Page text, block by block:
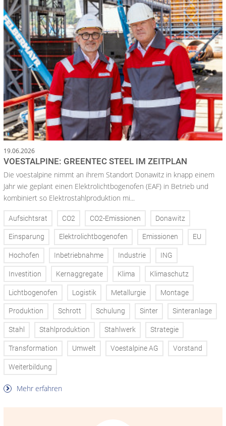
19.06.2026
VOESTALPINE: GREENTEC STEEL IM ZEITPLAN
Die voestalpine nimmt an ihrem Standort Donawitz in knapp einem
Jahr wie geplant einen Elektrolichtbogenofen (EAF) in Betrieb und
kombiniert so Elektrostahlproduktion mi...
Aufsichtsrat CO2 CO2-Emissionen Donawitz
Einsparung Elektrolichtbogenofen Emissionen EU
Hochofen Inbetriebnahme Industrie ING
Investition Kernaggregate Klima Klimaschutz
Lichtbogenofen Logistik Metallurgie Montage
Produktion Schrott Schulung Sinter Sinteranlage
Stahl Stahlproduktion Stahlwerk Strategie
Transformation Umwelt Voestalpine AG Vorstand
Weiterbildung
Mehr erfahren